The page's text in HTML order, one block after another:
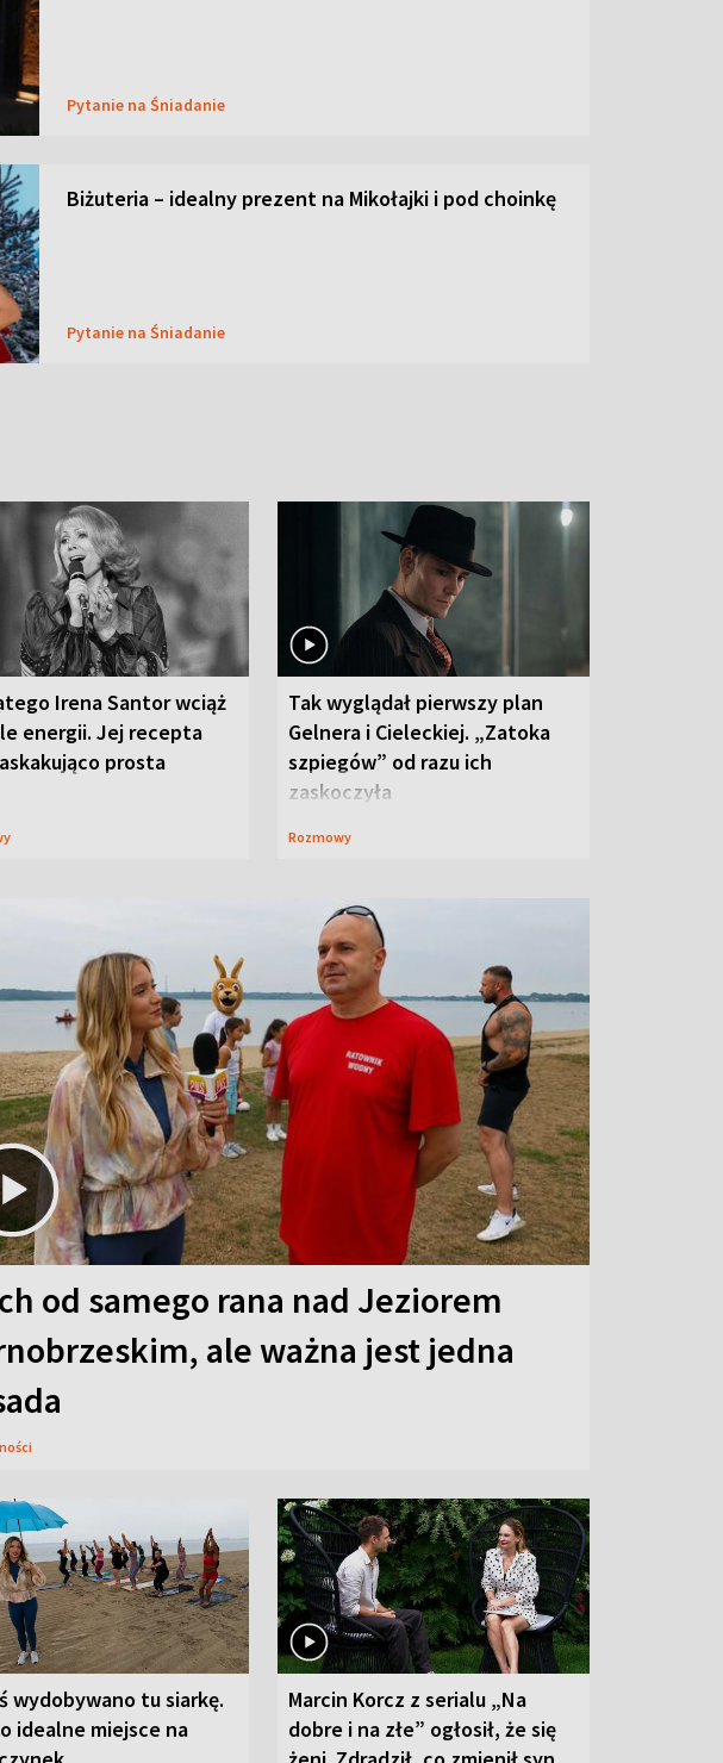
Pytanie na Śniadanie
Biżuteria – idealny prezent na Mikołajki i pod choinkę
Pytanie na Śniadanie
Irena Santor wciąż
energii. Jej recepta
prosta
Tak wyglądał pierwszy plan
Gelnera i Cieleckiej. „Zatoka
szpiegów” od razu ich
zaskoczyła
Rozmowy
od samego rana nad Jeziorem
ale ważna jest jedna
wydobywano tu siarkę.
idealne miejsce na
Marcin Korcz z serialu „Na
dobre i na złe” ogłosił, że się